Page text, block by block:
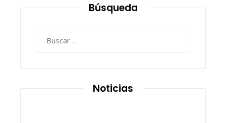
Búsqueda
Noticias